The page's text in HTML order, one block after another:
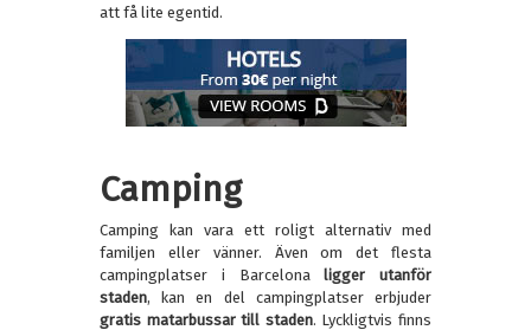
att få lite egentid.
Camping
Camping kan vara ett roligt alternativ med
familjen eller vänner. Även om det flesta
campingplatser i Barcelonaligger utanför
staden, kan en del campingplatser erbjuder
gratis matarbussar till staden. Lyckligtvis finns